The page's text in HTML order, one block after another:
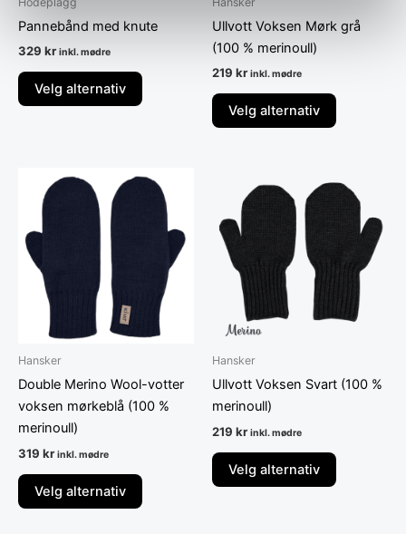
Pannebånd med knute
329 kr inkl. mødre
Velg alternativ
Ullvott Voksen Mørk grå
(100 % merinoull)
219 kr inkl. mødre
Velg alternativ
Hansker
Double Merino Wool-votter
voksen mørkeblå (100 %
merinoull)
319 kr inkl. mødre
Velg alternativ
Dette
produktet
varianter.
Alternativene
kan
velges
Hansker
Ullvott Voksen Svart (100 %
merinoull)
219 kr inkl. mødre
Velg alternativ
produktet
varianter.
kan